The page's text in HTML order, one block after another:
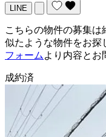
LINE
こちらの物件の募集は
似たような物件をお探
フォーム より内容とお
成約済